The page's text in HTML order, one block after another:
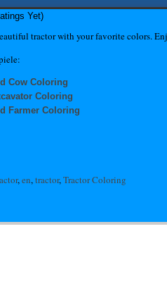
Yet)
tractor with your favorite colors.
Cow Coloring
Coloring
Farmer Coloring
,en,tractor,Tractor Coloring